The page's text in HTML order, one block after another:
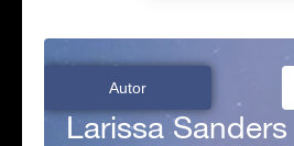
Autor
Larissa Sanders